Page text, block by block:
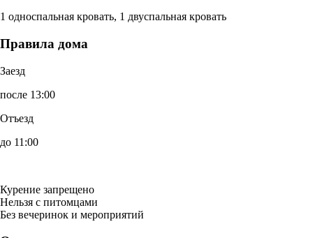
1 односпальная кровать, 1 двуспальная кровать
Правила дома
Заезд
после 13:00
Отъезд
до 11:00
Курение запрещено
Нельзя с питомцами
Без вечеринок и мероприятий